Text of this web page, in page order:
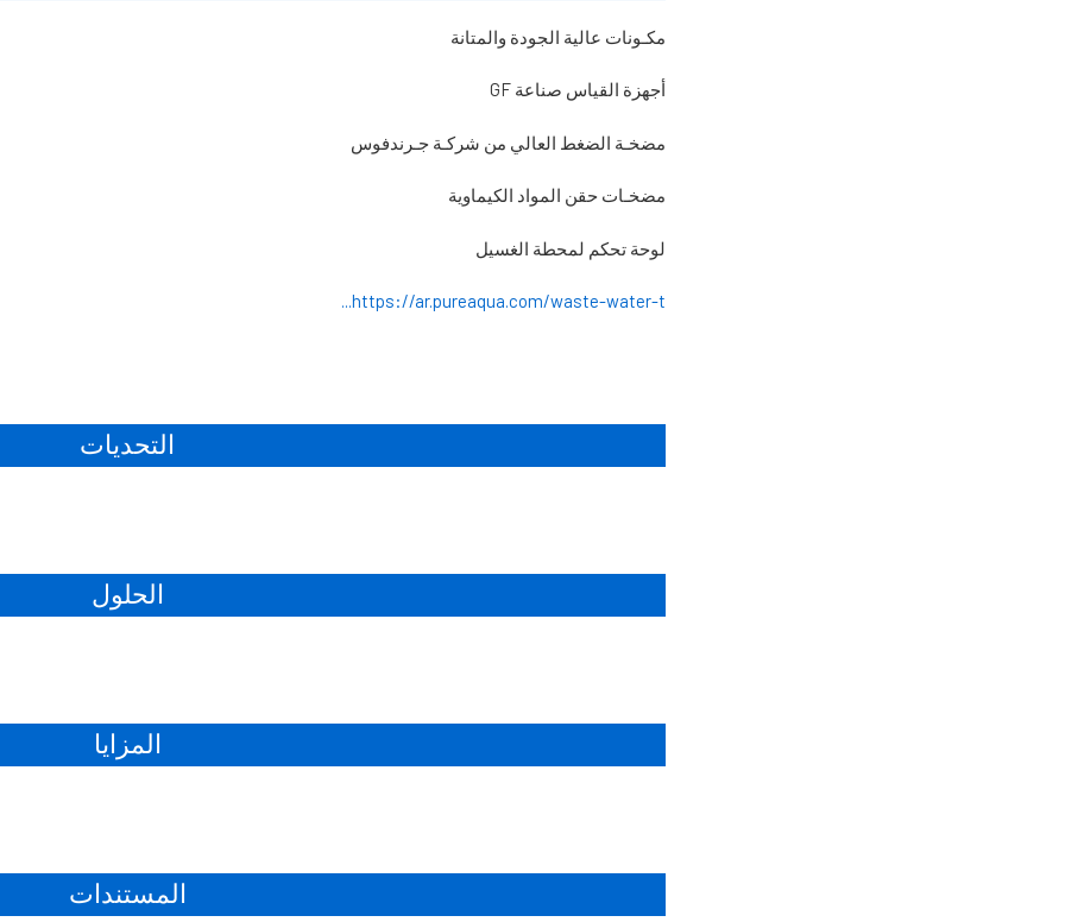
مكـونات عالية الجودة والمتانة
أجهزة القياس صناعة GF
مضخـة الضغط العالي من شركـة جـرندفوس
مضخـات حقن المواد الكيماوية
لوحة تحكم لمحطة الغسيل
https://ar.pureaqua.com/waste-water-t...
التحديات
الحلول
المزايا
المستندات